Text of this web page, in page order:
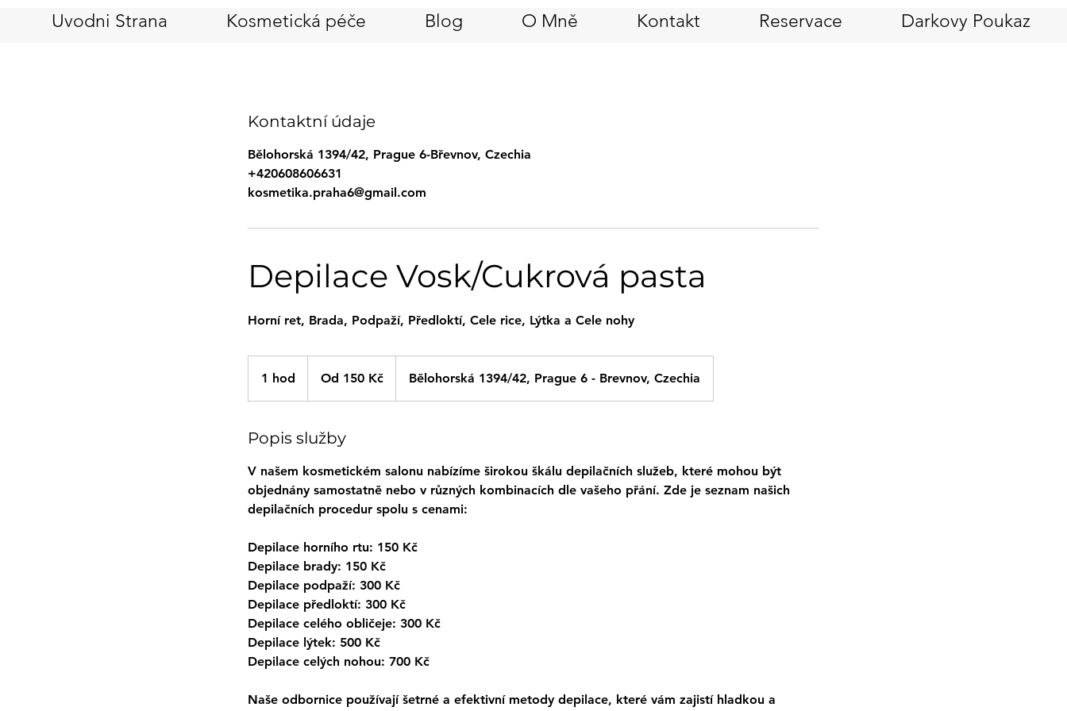
Uvodni Strana Kosmetická péče Blog O Mně Kontakt Reservace Darkovy Poukaz
Kontaktní údaje
Bělohorská 1394/42, Prague 6-Břevnov, Czechia
+420608606631
kosmetika.praha6@gmail.com
Depilace Vosk/Cukrová pasta
Horní ret, Brada, Podpaží, Předloktí, Cele rice, Lýtka a Cele nohy
1 hod
českých
Od 150 Kč Bělohorská 1394/42, Prague 6 - Brevnov, Czechia
Popis služby
V našem kosmetickém salonu nabízíme širokou škálu depilačních služeb, které mohou být
objednány samostatně nebo v různých kombinacích dle vašeho přání. Zde je seznam našich
depilačních procedur spolu s cenami:
Depilace horního rtu: 150 Kč
Depilace brady: 150 Kč
Depilace podpaží: 300 Kč
Depilace předloktí: 300 Kč
Depilace celého obličeje: 300 Kč
Depilace lýtek: 500 Kč
Depilace celých nohou: 700 Kč
Naše odbornice používají šetrné a efektivní metody depilace, které vám zajistí hladkou a